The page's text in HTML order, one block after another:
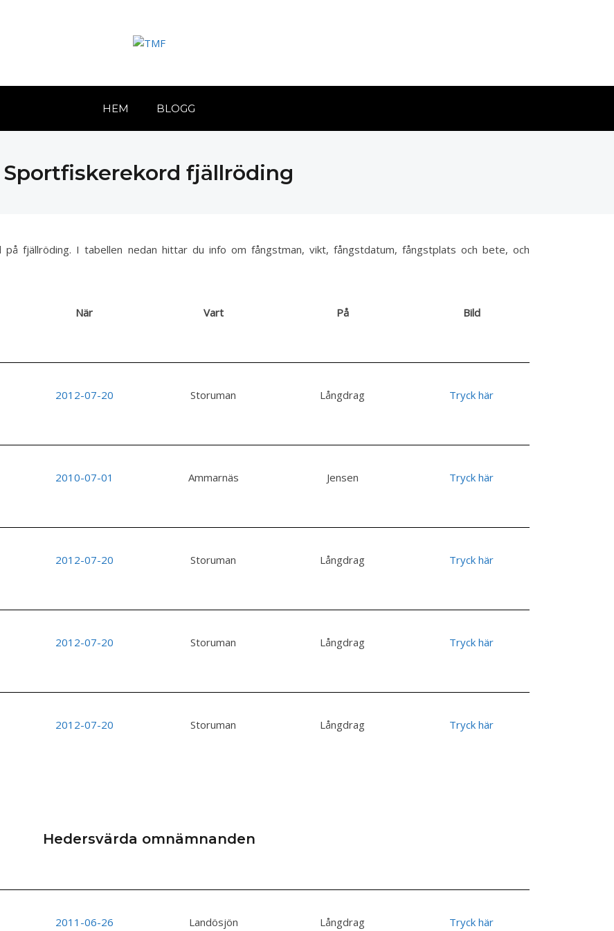
HEM BLOGG
Sportfiskerekord fjällröding
fjällröding. I tabellen nedan hittar du info om fångstman, vikt, fångstdatum, fångstplats och bete, och
När Vart På Bild
2012-07-20 Storuman Långdrag Tryck här
2010-07-01 Ammarnäs Jensen Tryck här
2012-07-20 Storuman Långdrag Tryck här
2012-07-20 Storuman Långdrag Tryck här
2012-07-20 Storuman Långdrag Tryck här
Hedersvärda omnämnanden
2011-06-26 Landösjön Långdrag Tryck här